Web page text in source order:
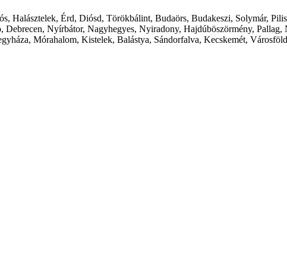
Halásztelek, Érd, Diósd, Törökbálint, Budaörs, Budakeszi, Solymár,
Nyírbátor, Nagyhegyes, Nyiradony, Hajdúböszörmény,
Mórahalom, Kistelek, Balástya, Sándorfalva, Kecskemét,